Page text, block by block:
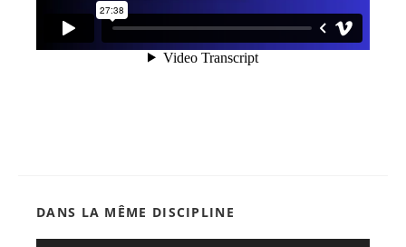
DANS LA MÊME DISCIPLINE